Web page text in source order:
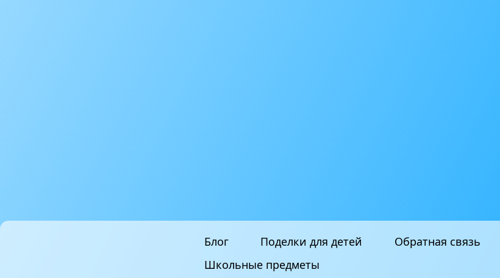
Блог Поделки для детей Обратная связь
Школьные предметы